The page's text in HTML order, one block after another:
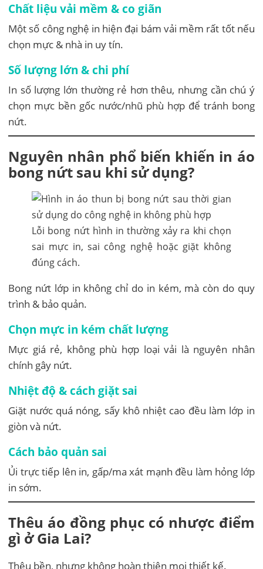
Chất liệu vải mềm & co giãn
Một số công nghệ in hiện đại bám vải mềm rất tốt nếu
chọn mực & nhà in uy tín.
Số lượng lớn & chi phí
In số lượng lớn thường rẻ hơn thêu, nhưng cần chú ý
chọn mực bền gốc nước/nhũ phù hợp để tránh bong
nứt.
Nguyên nhân phổ biến khiến in áo
bong nứt sau khi sử dụng?
Lỗi bong nứt hình in thường xảy ra khi chọn
sai mực in, sai công nghệ hoặc giặt không
đúng cách.
Bong nứt lớp in không chỉ do in kém, mà còn do quy
trình & bảo quản.
Chọn mực in kém chất lượng
Mực giá rẻ, không phù hợp loại vải là nguyên nhân
chính gây nứt.
Nhiệt độ & cách giặt sai
Giặt nước quá nóng, sấy khô nhiệt cao đều làm lớp in
giòn và nứt.
Cách bảo quản sai
Ủi trực tiếp lên in, gấp/ma xát mạnh đều làm hỏng lớp
in sớm.
Thêu áo đồng phục có nhược điểm
gì ở Gia Lai?
Thêu bền, nhưng không hoàn thiện mọi thiết kế.